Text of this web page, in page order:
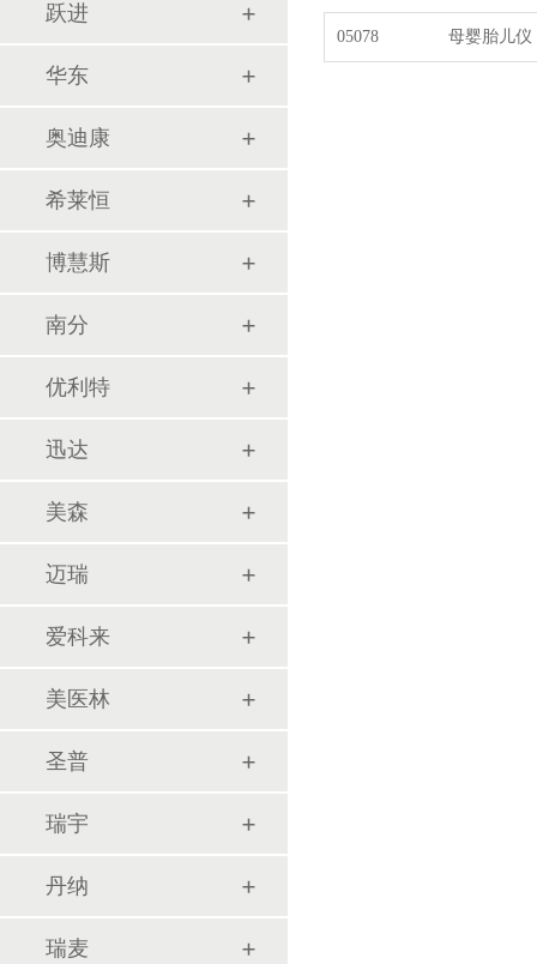
跃进
华东
奥迪康
希莱恒
博慧斯
南分
优利特
迅达
美森
迈瑞
爱科来
美医林
圣普
瑞宇
丹纳
瑞麦
05078 母婴胎儿仪